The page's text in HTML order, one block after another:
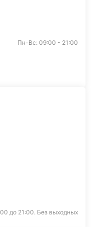
Пн-Вс: 09:00 - 21:00
до 21:00. Без выходных